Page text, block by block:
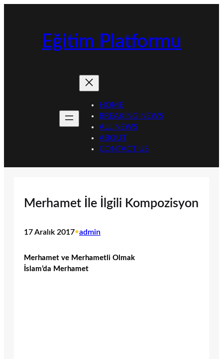
Eğitim Platformu
HOME
BREAKING NEWS
ALL NEWS
ABOUT
CONTACT US
Merhamet İle İlgili Kompozisyon
17 Aralık 2017•admin
Merhamet ve Merhametli Olmak
İslam’da Merhamet